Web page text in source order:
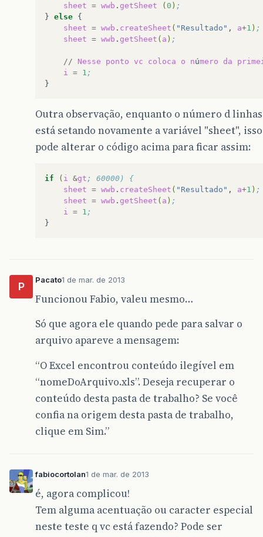
sheet = wwb . getSheet (0 ) ;
} else
sheet = wwb . createSheet ( "Resultado" , a+1 ) ;
sheet = wwb . getSheet ( a ) ;
// Nesse ponto vc coloca o número da
i
= 1 ;
Outra observação, enquanto o número d
está setando novamente a variável "sheet",
pode alterar o código acima para ficar assim:
if ( i &gt ; 60000) {
sheet = wwb . createSheet ( "Resultado" , a+1 ) ;
sheet = wwb . getSheet ( a ) ;
i
= 1 ;
P
Pacato1 de mar. de 2013
Funcionou Fabio, valeu mesmo…
Só que agora ele quando pede para salvar o
arquivo apareve a mensagem:
“O Excel encontrou conteúdo ilegível em
“nomeDoArquivo.xls”. Deseja recuperar o
conteúdo desta pasta de trabalho? Se você
confia na origem desta pasta de trabalho,
clique em Sim.”
fabiocortolan1 de mar. de 2013
é, agora complicou!
Tem alguma acentuação ou caracter especial
neste teste q vc está fazendo? Pode ser